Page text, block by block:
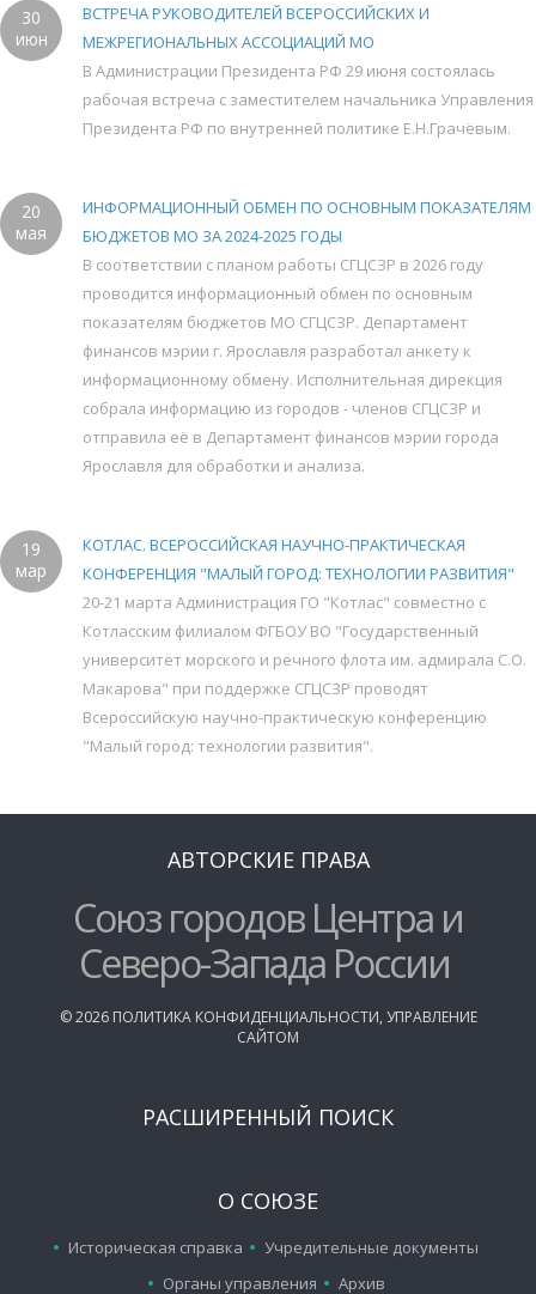
30
июн
ВСТРЕЧА РУКОВОДИТЕЛЕЙ ВСЕРОССИЙСКИХ И
МЕЖРЕГИОНАЛЬНЫХ АССОЦИАЦИЙ МО
В Администрации Президента РФ 29 июня состоялась
рабочая встреча с заместителем начальника Управления
Президента РФ по внутренней политике Е.Н.Грачёвым.
20
мая
ИНФОРМАЦИОННЫЙ ОБМЕН ПО ОСНОВНЫМ ПОКАЗАТЕЛЯМ
БЮДЖЕТОВ МО ЗА 2024-2025 ГОДЫ
В соответствии с планом работы СГЦСЗР в 2026 году
проводится информационный обмен по основным
показателям бюджетов МО СГЦСЗР. Департамент
финансов мэрии г. Ярославля разработал анкету к
информационному обмену. Исполнительная дирекция
собрала информацию из городов - членов СГЦСЗР и
отправила её в Департамент финансов мэрии города
Ярославля для обработки и анализа.
19
мар
КОТЛАС. ВСЕРОССИЙСКАЯ НАУЧНО-ПРАКТИЧЕСКАЯ
КОНФЕРЕНЦИЯ "МАЛЫЙ ГОРОД: ТЕХНОЛОГИИ РАЗВИТИЯ"
20-21 марта Администрация ГО "Котлас" совместно с
Котласским филиалом ФГБОУ ВО "Государственный
университет морского и речного флота им. адмирала С.О.
Макарова" при поддержке СГЦСЗР проводят
Всероссийскую научно-практическую конференцию
"Малый город: технологии развития".
АВТОРСКИЕ ПРАВА
Союз городов Центра и
Северо-Запада России
©2026 ПОЛИТИКА КОНФИДЕНЦИАЛЬНОСТИ, УПРАВЛЕНИЕ
САЙТОМ
РАСШИРЕННЫЙ ПОИСК
О СОЮЗЕ
Историческая справка
Учредительные документы
Органы управления
Архив